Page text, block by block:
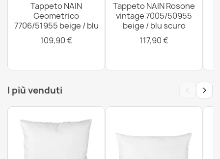
Tappeto FLUX 461.2.AE500 misto lana OSTA -
Astrazione, strutturato, stile loft crema / blu
187,90 €
Tappeto NAIN
Geometrico
7706/51955 beige / blu
109,90 €
Tappeto NAIN Rosone
vintage 7005/50955
beige / blu scuro
117,90 €
I più venduti ‹ ›